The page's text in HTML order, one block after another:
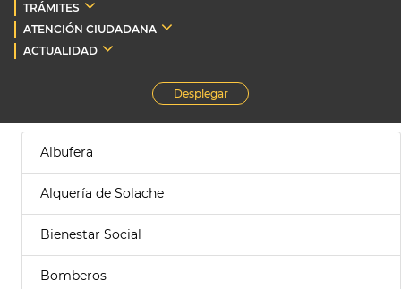
TRÁMITES
ATENCIÓN CIUDADANA
ACTUALIDAD
Desplegar
Albufera
Alquería de Solache
Bienestar Social
Bomberos